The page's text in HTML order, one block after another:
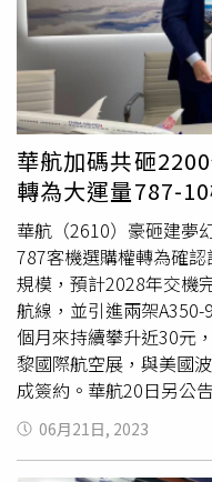
口，也常是旅客前往瀨
薦入住高松市中心的「
士或步行約15分鐘抵達
合現代時尚與日式美學
松市區的綠意景致。此
店，旅客可以漫步高松
透過此次樂天旅遊優惠
島之旅。
航線是AirAsia目前從台
下佳績，AirAsia長程運
利宜（Dato’ Fam Lee
親送AirAsia禮物給首航
8月1日下午15點50分從
乘載率近9成。為慶祝台
打造「夏日慶典」首航
園機場登機門，還以人
關卡，讓旅客未出國便
有一個月，日本關西大
AirAsia也推出「台北-大
起至8月4日，可購買即
票。
全年度招募機師，為陸
777F等新機及2025年
以持續拓展營運版圖為
屆畢業生踴躍報考，與
畫為期兩周，即日起至
上，具備多益600分或同
網站報名，錄取者將自
及通識訓練。華航全年
各地舉辦招募說明會，
有效之英文檢定證明，
及多益口說、寫作測驗
5.5級分以上。
華航加碼共砸
轉為大運量787-
華航（2610）豪砸建夢
787客機選購權轉為確
規模，預計2028年交機
航線，並引進兩架
個月來持續攀升近30元
黎國際航空展，與美國
成簽約。華航20日另公
保轉換公司債債權人申
總額，授權董事長調整
06月21日, 2023